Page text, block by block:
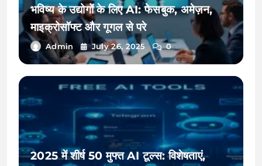
भविष्य के उद्योगों के लिए AI: फेसबुक, अमेज़न,
माइक्रोसॉफ्ट और गूगल से परे
Admin July 26, 2025 0
2025 में शीर्ष 50 मुफ्त AI टूल्स: विशेषताएं,